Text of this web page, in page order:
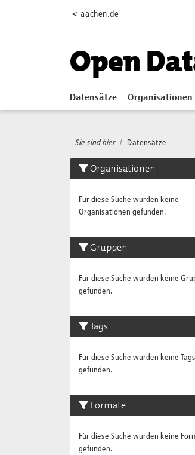
< aachen.de
Open
Datensätze Organisationen
Sie sind hier Datensätze
Organisationen
Für diese Suche wurden keine
Organisationen gefunden.
Gruppen
Für diese Suche wurden keine
gefunden.
Tags
Für diese Suche wurden keine Tags
gefunden.
Formate
Für diese Suche wurden keine
gefunden.